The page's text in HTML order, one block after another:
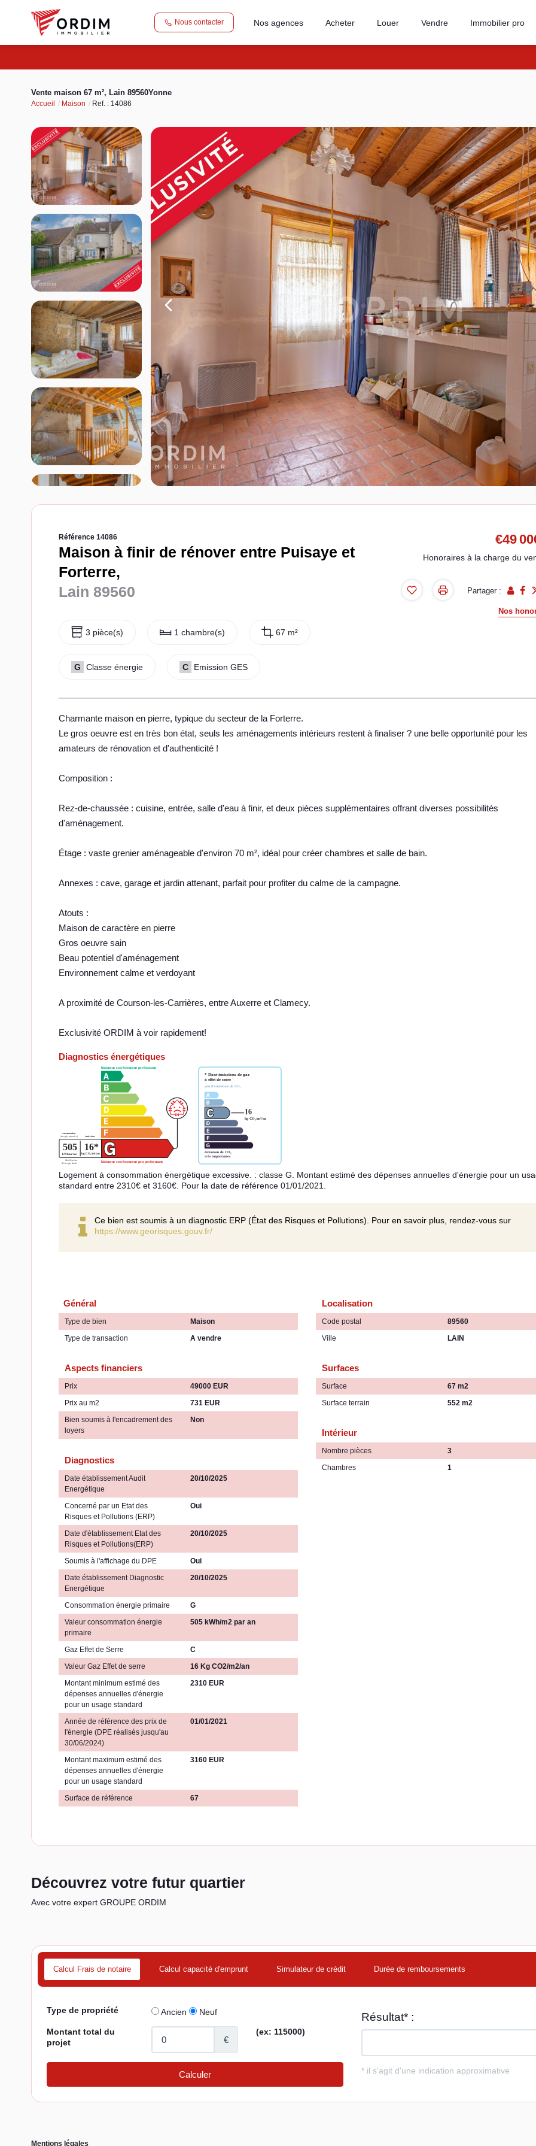
Nous contacter Nos agences Acheter Louer Vendre Immobilier pro
Vente maison 67 m², Lain 89560Yonne
Accueil Maison Ref. : 14086
Référence 14086
Maison à finir de rénover entre Puisaye et
Forterre,
Lain 89560
3 pièce(s) 1 chambre(s) 67 m²
G Classe énergie C Emission GES
€49
Honoraires à la charge du
Partager :
Nos
Charmante maison en pierre, typique du secteur de la Forterre.
Le gros oeuvre est en très bon état, seuls les aménagements intérieurs restent à finaliser ? une belle opportunité pour les
amateurs de rénovation et d'authenticité !
Composition :
Rez-de-chaussée : cuisine, entrée, salle d'eau à finir, et deux pièces supplémentaires offrant diverses possibilités
d'aménagement.
Étage : vaste grenier aménageable d'environ 70 m², idéal pour créer chambres et salle de bain.
Annexes : cave, garage et jardin attenant, parfait pour profiter du calme de la campagne.
Atouts :
Maison de caractère en pierre
Gros oeuvre sain
Beau potentiel d'aménagement
Environnement calme et verdoyant
A proximité de Courson-les-Carrières, entre Auxerre et Clamecy.
Exclusivité ORDIM à voir rapidement!
Diagnostics énergétiques
Logement à consommation énergétique excessive. : classe G. Montant estimé des dépenses annuelles d'énergie pour un
standard entre 2310€ et 3160€. Pour la date de référence 01/01/2021.
Ce bien est soumis à un diagnostic ERP (État des Risques et Pollutions). Pour en savoir plus, rendez-vous sur
https://www.georisques.gouv.fr/
Général
Type de bien
Maison
Type de transaction
A vendre
Localisation
Code postal
89560
Ville
LAIN
Aspects financiers
Prix
49000 EUR
Prix au m2
731 EUR
Bien soumis à l'encadrement des
loyers
Non
Surfaces
Surface
67 m2
Surface terrain
552 m2
Intérieur
Nombre pièces
3
Chambres
1
Diagnostics
Date établissement Audit
Energétique
20/10/2025
Concerné par un Etat des
Risques et Pollutions (ERP)
Oui
Date d'établissement Etat des
Risques et Pollutions(ERP)
20/10/2025
Soumis à l'affichage du DPE
Oui
Date établissement Diagnostic
Energétique
20/10/2025
Consommation énergie primaire
G
Valeur consommation énergie
primaire
505 kWh/m2 par an
Gaz Effet de Serre
C
Valeur Gaz Effet de serre
16 Kg CO2/m2/an
Montant minimum estimé des
dépenses annuelles d'énergie
pour un usage standard
2310 EUR
Année de référence des prix de
l'énergie (DPE réalisés jusqu'au
30/06/2024)
01/01/2021
Montant maximum estimé des
dépenses annuelles d'énergie
pour un usage standard
3160 EUR
Surface de référence 67
Découvrez votre futur quartier
Avec votre expert GROUPE ORDIM
Calcul Frais de notaire Calcul capacité d'emprunt Simulateur de crédit Durée de remboursements
Mentions légales